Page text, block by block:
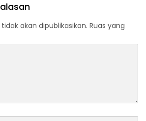
akan dipublikasikan. Ruas yang